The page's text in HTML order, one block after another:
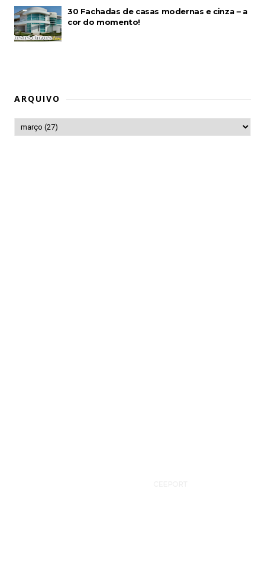
30 Fachadas de casas modernas e cinza – a
cor do momento!
ARQUIVO